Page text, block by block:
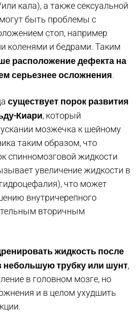
кала), а также сексуальной
быть проблемы с
стоп, например
коленями и бедрами. Таким
расположение дефекта на
серьезнее осложнения.
существует порок развития
Киари, который
мозжечка к шейному
таким образом, что
спинномозговой жидкости
увеличение жидкости в
что может
внутричерепного
вторичным
жидкость после
небольшую трубку или шунт,
в головном мозге, но
и в целом ухудшить